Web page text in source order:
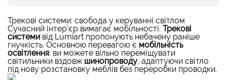
Трекові системи: свобода у керуванні світлом
Сучасний інтер'єр вимагає мобільності. Трекові
системи від Lumiart пропонують небачену раніше
гнучкість. Основною перевагою є мобільність
освітлення: ви можете вільно переміщувати
світильники вздовж шинопроводу, адаптуючи світло
під нову розстановку меблів без переробки проводки.